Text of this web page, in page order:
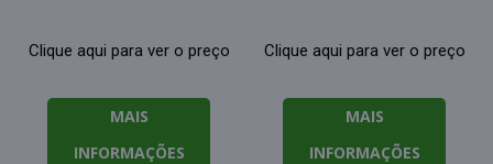
Clique aqui para ver o preço
MAIS
INFORMAÇÕES
Clique aqui para ver o preço
MAIS
INFORMAÇÕES